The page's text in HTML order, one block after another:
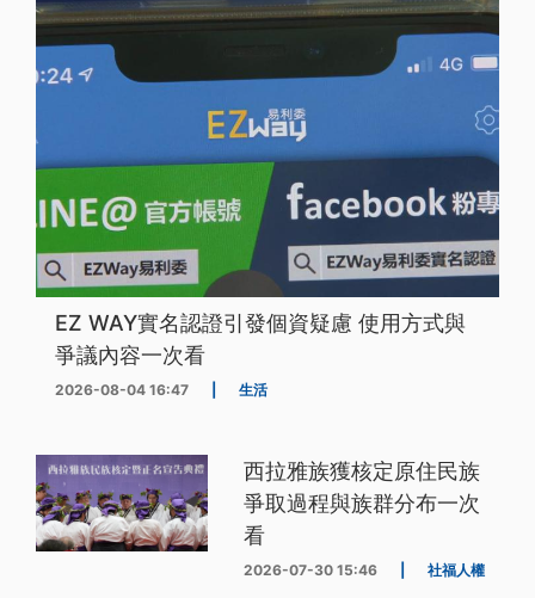
EZ WAY實名認證引發個資疑慮 使用方式與
爭議內容一次看
2026-08-04 16:47 生活
西拉雅族獲核定原住民族
爭取過程與族群分布一次
看
2026-07-30 15:46 社福人權